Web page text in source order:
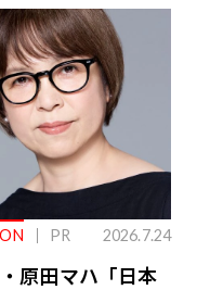
PR 2026.7.24
原田マハ「日本